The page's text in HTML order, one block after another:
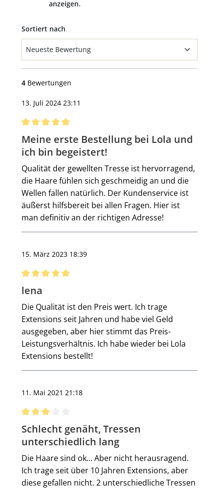
anzeigen.
Sortiert nach
4 Bewertungen
13. Juli 2024 23:11
Bewertung mit 5 von 5 Sternen
Meine erste Bestellung bei Lola und
ich bin begeistert!
Qualität der gewellten Tresse ist hervorragend,
die Haare fühlen sich geschmeidig an und die
Wellen fallen natürlich. Der Kundenservice ist
äußerst hilfsbereit bei allen Fragen. Hier ist
man definitiv an der richtigen Adresse!
15. März 2023 18:39
Bewertung mit 5 von 5 Sternen
lena
Die Qualität ist den Preis wert. Ich trage
Extensions seit Jahren und habe viel Geld
ausgegeben, aber hier stimmt das Preis-
Leistungsverhältnis. Ich habe wieder bei Lola
Extensions bestellt!
11. Mai 2021 21:18
Bewertung mit 3 von 5 Sternen
Schlecht genäht, Tressen
unterschiedlich lang
Die Haare sind ok... Aber nicht herausragend.
Ich trage seit über 10 Jahren Extensions, aber
diese gefallen nicht. 2 unterschiedliche Tressen